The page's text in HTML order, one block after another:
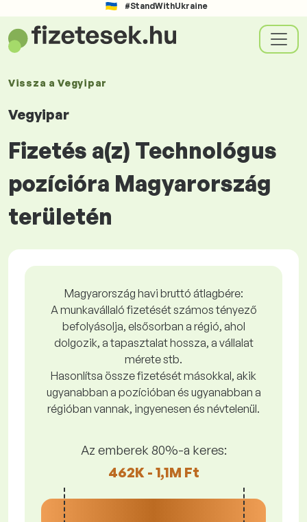
#StandWithUkraine
Vissza aVegyipar
Vegyipar
Fizetés a(z) Technológus
pozícióra Magyarország
területén
Magyarország havi bruttó átlagbére:
A munkavállaló fizetését számos tényező
befolyásolja, elsősorban a régió, ahol
dolgozik, a tapasztalat hossza, a vállalat
mérete stb.
Hasonlítsa össze fizetését másokkal, akik
ugyanabban a pozícióban és ugyanabban a
régióban vannak, ingyenesen és névtelenül.
Az emberek 80%-a keres:
462K - 1,1M Ft